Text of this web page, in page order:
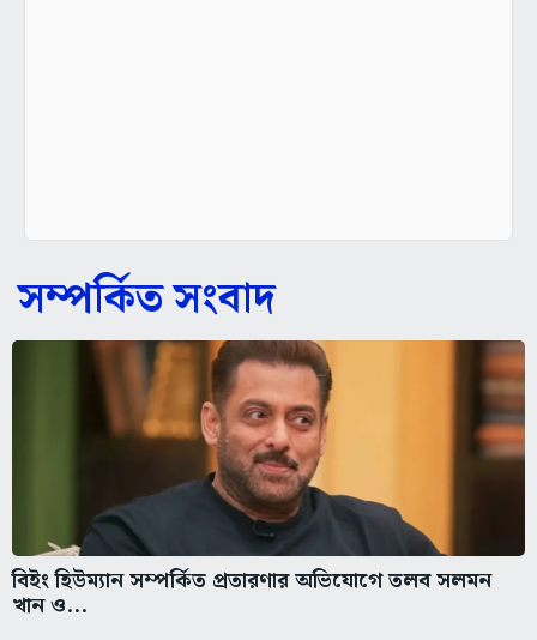
সম্পর্কিত সংবাদ
বিইং হিউম্যান সম্পর্কিত প্রতারণার অভিযোগে তলব সলমন
খান ও...